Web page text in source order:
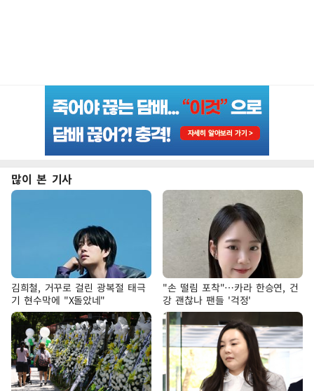
많이 본 기사
김희철, 거꾸로 걸린 광복절 태극
기 현수막에 "X돌았네"
"손 떨림 포착"…카라 한승연, 건
강 괜찮나 팬들 '걱정'